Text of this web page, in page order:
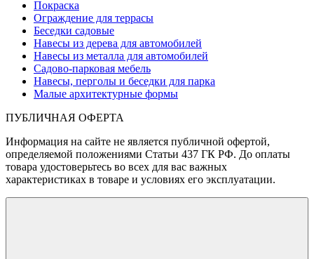
Покраска
Ограждение для террасы
Беседки садовые
Навесы из дерева для автомобилей
Навесы из металла для автомобилей
Садово-парковая мебель
Навесы, перголы и беседки для парка
Малые архитектурные формы
ПУБЛИЧНАЯ ОФЕРТА
Информация на сайте не является публичной офертой,
определяемой положениями Статьи 437 ГК РФ. До оплаты
товара удостоверьтесь во всех для вас важных
характеристиках в товаре и условиях его эксплуатации.